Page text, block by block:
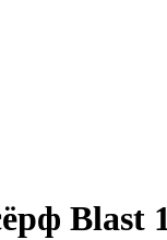
Blast